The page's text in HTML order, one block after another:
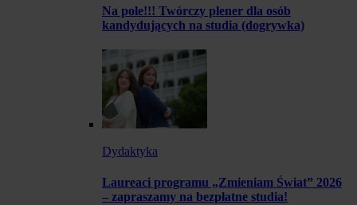
Na pole!!! Twórczy plener dla osób
kandydujących na studia (dogrywka)
Dydaktyka
Laureaci programu „Zmieniam Świat” 2026
– zapraszamy na bezpłatne studia!